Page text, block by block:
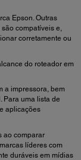
Epson. Outras
compatíveis e,
corretamente ou
do roteador em
a impressora, bem
Para uma lista de
aplicações
ao comparar
líderes com
duráveis em mídias